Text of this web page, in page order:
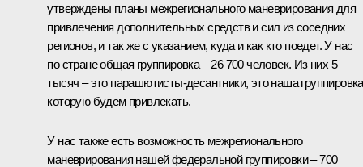
утверждены планы межрегионального маневрирования для
привлечения дополнительных средств и сил из соседних
регионов, и так же с указанием, куда и как кто поедет. У нас
по стране общая группировка – 26 700 человек. Из них 5
тысяч – это парашютисты-десантники, это наша
которую будем привлекать.
У нас также есть возможность межрегионального
маневрирования нашей федеральной группировки – 700